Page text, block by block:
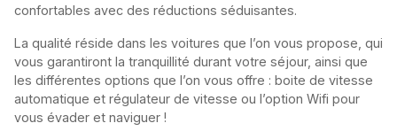
confortables avec des réductions séduisantes.
La qualité réside dans les voitures que l’on vous propose, qui
vous garantiront la tranquillité durant votre séjour, ainsi que
les différentes options que l’on vous offre : boite de vitesse
automatique et régulateur de vitesse ou l’option Wifi pour
vous évader et naviguer !